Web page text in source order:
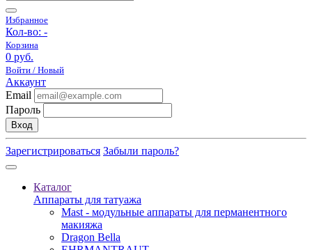
Избранное
Кол-во: -
Корзина
0 руб.
Войти / Новый
Аккаунт
Email
Пароль
Вход
Зарегистрироваться Забыли пароль?
Каталог
Аппараты для татуажа
Mast - модульные аппараты для перманентного
макияжа
Dragon Bella